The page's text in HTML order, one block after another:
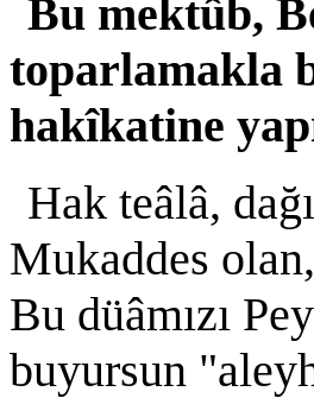
Bu mektûb,
toparlamakla
hakîkatine
Hak teâlâ,
Mukaddes
Bu düâmızı
buyursun